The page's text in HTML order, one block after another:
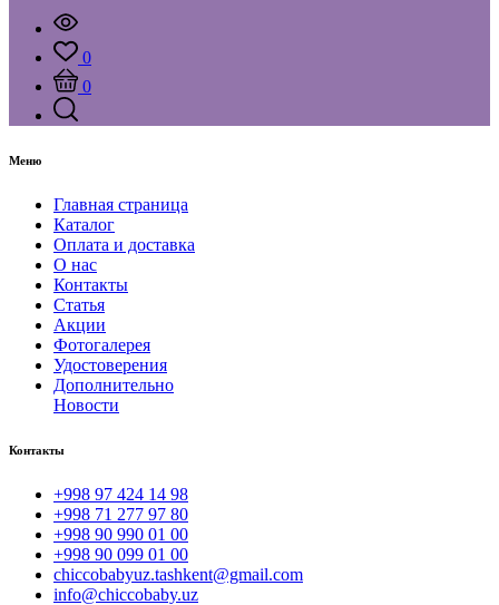
0
0
Меню
Главная страница
Каталог
Оплата и доставка
О нас
Контакты
Статья
Акции
Фотогалерея
Удостоверения
Дополнительно
Новости
Контакты
+998 97 424 14 98
+998 71 277 97 80
+998 90 990 01 00
+998 90 099 01 00
chiccobabyuz.tashkent@gmail.com
info@chiccobaby.uz